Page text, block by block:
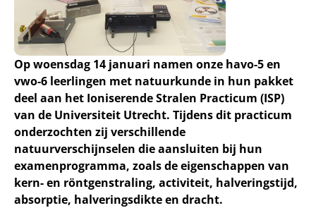
Op woensdag 14 januari namen onze havo-5 en
vwo-6 leerlingen met natuurkunde in hun pakket
deel aan het Ioniserende Stralen Practicum (ISP)
van de Universiteit Utrecht. Tijdens dit practicum
onderzochten zij verschillende
natuurverschijnselen die aansluiten bij hun
examenprogramma, zoals de eigenschappen van
kern- en röntgenstraling, activiteit, halveringstijd,
absorptie, halveringsdikte en dracht.